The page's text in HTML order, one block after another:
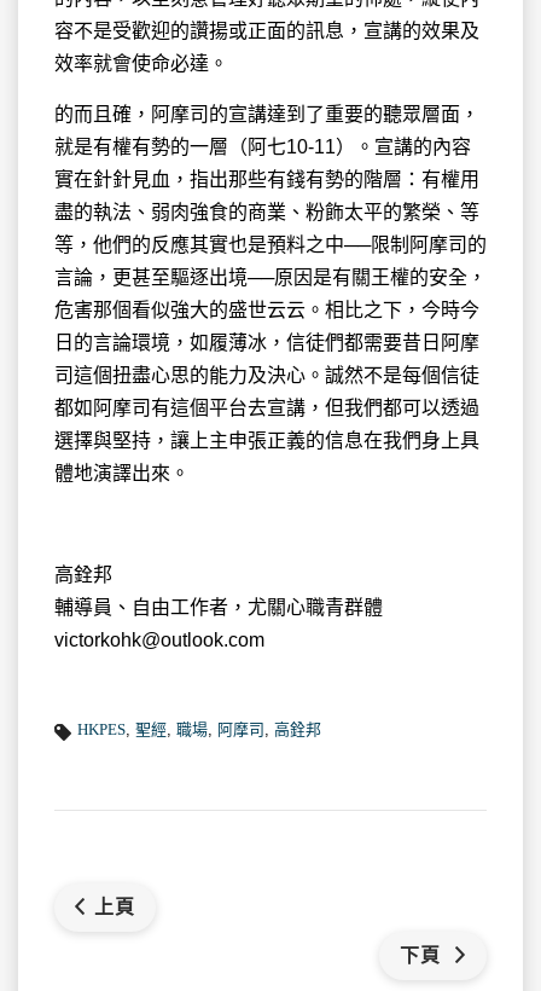
容不是受歡迎的讚揚或正面的訊息，宣講的效果及
效率就會使命必達。
的而且確，阿摩司的宣講達到了重要的聽眾層面，
就是有權有勢的一層（阿七10-11）。宣講的內容
實在針針見血，指出那些有錢有勢的階層：有權用
盡的執法、弱肉強食的商業、粉飾太平的繁榮、等
等，他們的反應其實也是預料之中──限制阿摩司的
言論，更甚至驅逐出境──原因是有關王權的安全，
危害那個看似強大的盛世云云。相比之下，今時今
日的言論環境，如履薄冰，信徒們都需要昔日阿摩
司這個扭盡心思的能力及決心。誠然不是每個信徒
都如阿摩司有這個平台去宣講，但我們都可以透過
選擇與堅持，讓上主申張正義的信息在我們身上具
體地演譯出來。
高銓邦
輔導員、自由工作者，尤關心職青群體
victorkohk@outlook.com
HKPES 聖經 職場 阿摩司 高銓邦
上頁
下頁